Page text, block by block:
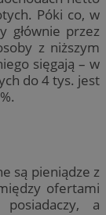
Póki co, w
głównie przez
z niższym
sięgają – w
do 4 tys. jest
są pieniądze z
ofertami
a